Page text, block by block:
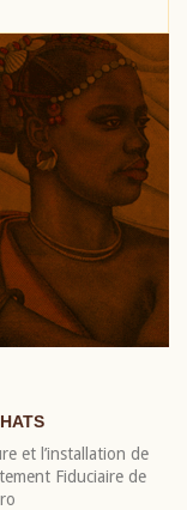
et l’installation de
Fiduciaire de